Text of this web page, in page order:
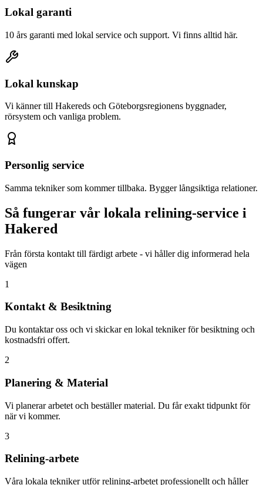
Lokal garanti
10 års garanti med lokal service och support. Vi finns alltid här.
Lokal kunskap
Vi känner till Hakereds och Göteborgsregionens byggnader,
rörsystem och vanliga problem.
Personlig service
Samma tekniker som kommer tillbaka. Bygger långsiktiga relationer.
Så fungerar vår lokala relining-service i
Hakered
Från första kontakt till färdigt arbete - vi håller dig informerad hela
vägen
1
Kontakt & Besiktning
Du kontaktar oss och vi skickar en lokal tekniker för besiktning och
kostnadsfri offert.
2
Planering & Material
Vi planerar arbetet och beställer material. Du får exakt tidpunkt för
när vi kommer.
3
Relining-arbete
Våra lokala tekniker utför relining-arbetet professionellt och håller